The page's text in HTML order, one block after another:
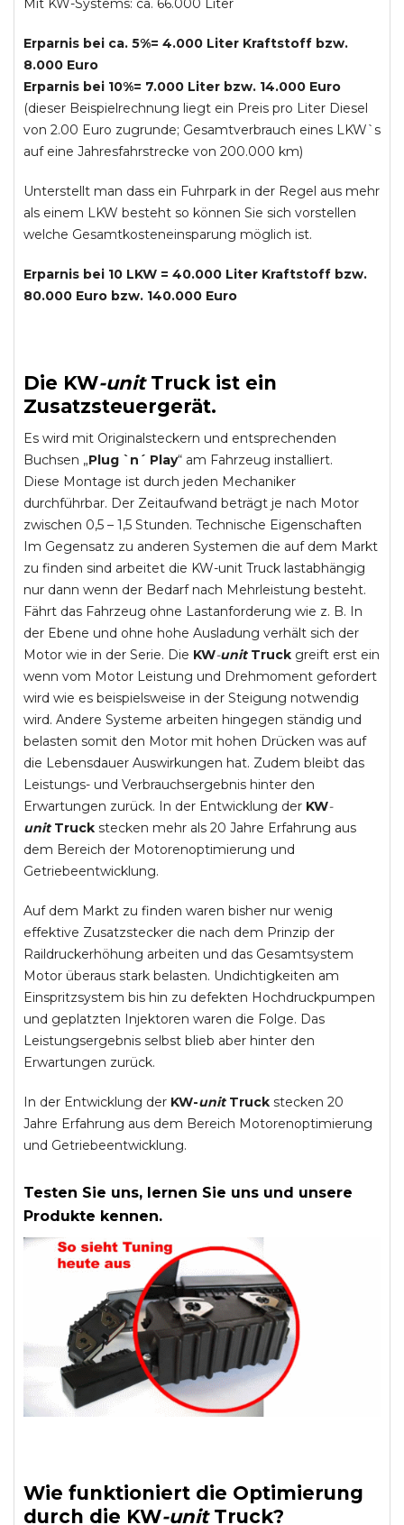
Mit KW-Systems: ca. 66.000 Liter
Erparnis bei ca. 5%= 4.000 Liter Kraftstoff bzw.
8.000 Euro
Erparnis bei 10%= 7.000 Liter bzw. 14.000 Euro
(dieser Beispielrechnung liegt ein Preis pro Liter Diesel
von 2.00 Euro zugrunde; Gesamtverbrauch eines LKW`s
auf eine Jahresfahrstrecke von 200.000 km)
Unterstellt man dass ein Fuhrpark in der Regel aus mehr
als einem LKW besteht so können Sie sich vorstellen
welche Gesamtkosteneinsparung möglich ist.
Erparnis bei 10 LKW = 40.000 Liter Kraftstoff bzw.
80.000 Euro bzw. 140.000 Euro
Die KW-unit Truckist ein
Zusatzsteuergerät.
Es wird mit Originalsteckern und entsprechenden
Buchsen „Plug `n´ Play“ am Fahrzeug installiert.
Diese Montage ist durch jeden Mechaniker
durchführbar. Der Zeitaufwand beträgt je nach Motor
zwischen 0,5 – 1,5 Stunden. Technische Eigenschaften
Im Gegensatz zu anderen Systemen die auf dem Markt
zu finden sind arbeitet die KW-unit Truck lastabhängig
nur dann wenn der Bedarf nach Mehrleistung besteht.
Fährt das Fahrzeug ohne Lastanforderung wie z. B. In
der Ebene und ohne hohe Ausladung verhält sich der
Motor wie in der Serie. Die KW-unit Truck greift erst ein
wenn vom Motor Leistung und Drehmoment gefordert
wird wie es beispielsweise in der Steigung notwendig
wird. Andere Systeme arbeiten hingegen ständig und
belasten somit den Motor mit hohen Drücken was auf
die Lebensdauer Auswirkungen hat. Zudem bleibt das
Leistungs- und Verbrauchsergebnis hinter den
Erwartungen zurück. In der Entwicklung der KW-
unit Truck stecken mehr als 20 Jahre Erfahrung aus
dem Bereich der Motorenoptimierung und
Getriebeentwicklung.
Auf dem Markt zu finden waren bisher nur wenig
effektive Zusatzstecker die nach dem Prinzip der
Raildruckerhöhung arbeiten und das Gesamtsystem
Motor überaus stark belasten. Undichtigkeiten am
Einspritzsystem bis hin zu defekten Hochdruckpumpen
und geplatzten Injektoren waren die Folge. Das
Leistungsergebnis selbst blieb aber hinter den
Erwartungen zurück.
In der Entwicklung der KW-unitTruck stecken 20
Jahre Erfahrung aus dem Bereich Motorenoptimierung
und Getriebeentwicklung.
Testen Sie uns, lernen Sie uns und unsere
Produkte kennen.
Wie funktioniert die Optimierung
durch die KW-unit Truck?